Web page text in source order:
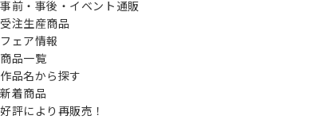
事前・事後・イベント通販
受注生産商品
フェア情報
商品一覧
作品名から探す
新着商品
好評により再販売！